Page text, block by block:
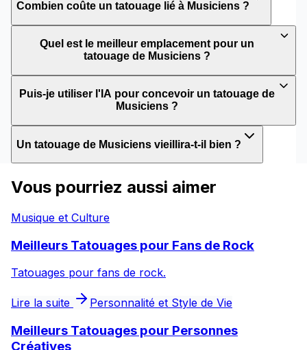
Combien coûte un tatouage lié à Musiciens ?
Quel est le meilleur emplacement pour un
tatouage de Musiciens ?
Puis-je utiliser l'IA pour concevoir un tatouage de
Musiciens ?
Un tatouage de Musiciens vieillira-t-il bien ?
Vous pourriez aussi aimer
Musique et Culture
Meilleurs Tatouages pour Fans de Rock
Tatouages pour fans de rock.
Lire la suite Personnalité et Style de Vie
Meilleurs Tatouages pour Personnes
Créatives